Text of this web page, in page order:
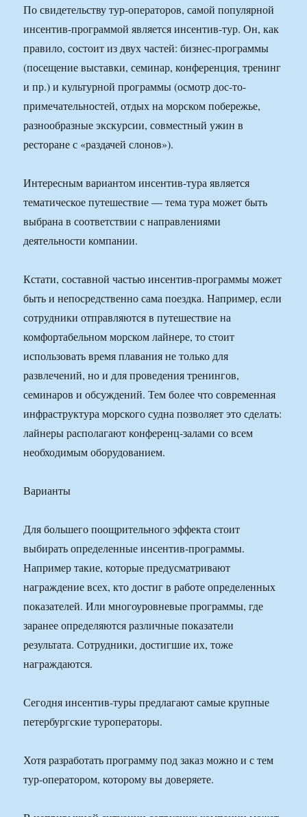
По свидетельству тур-операторов, самой популярной
инсентив-программой является инсентив-тур. Он, как
правило, состоит из двух частей: бизнес-программы
(посещение выставки, семинар, конференция, тренинг
и пр.) и культурной программы (осмотр дос-то-
примечательностей, отдых на морском побережье,
разнообразные экскурсии, совместный ужин в
ресторане с «раздачей слонов»).
Интересным вариантом инсентив-тура является
тематическое путешествие — тема тура может быть
выбрана в соответствии с направлениями
деятельности компании.
Кстати, составной частью инсентив-программы может
быть и непосредственно сама поездка. Например, если
сотрудники отправляются в путешествие на
комфортабельном морском лайнере, то стоит
использовать время плавания не только для
развлечений, но и для проведения тренингов,
семинаров и обсуждений. Тем более что современная
инфраструктура морского судна позволяет это сделать:
лайнеры располагают конференц-залами со всем
необходимым оборудованием.
Варианты
Для большего поощрительного эффекта стоит
выбирать определенные инсентив-программы.
Например такие, которые предусматривают
награждение всех, кто достиг в работе определенных
показателей. Или многоуровневые программы, где
заранее определяются различные показатели
результата. Сотрудники, достигшие их, тоже
награждаются.
Сегодня инсентив-туры предлагают самые крупные
петербургские туроператоры.
Хотя разработать программу под заказ можно и с тем
тур-оператором, которому вы доверяете.